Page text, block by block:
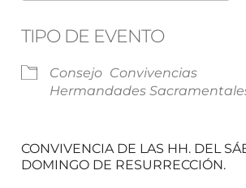
TIPO DE EVENTO
Consejo Convivencias
Hermandades
CONVIVENCIA DE LAS HH. DEL
DOMINGO DE RESURRECCIÓN.